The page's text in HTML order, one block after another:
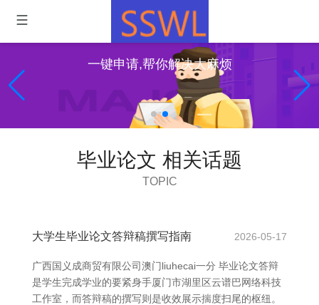
一键申请,帮你解决大麻烦
毕业论文 相关话题
TOPIC
大学生毕业论文答辩稿撰写指南 2026-05-17
广西国义成商贸有限公司澳门liuhecai一分 毕业论文答辩
是学生完成学业的要紧身手厦门市湖里区云谱巴网络科技
工作室，而答辩稿的撰写则是收效展示揣度扫尾的枢纽。